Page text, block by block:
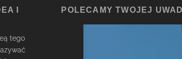
I
tego
POLECAMY TWOJEJ